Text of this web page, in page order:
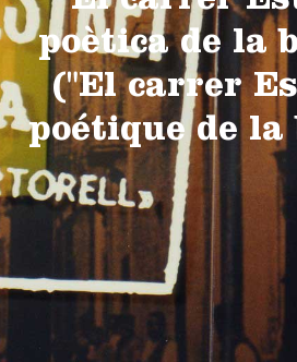
poètica de la
("El carrer
poétique de